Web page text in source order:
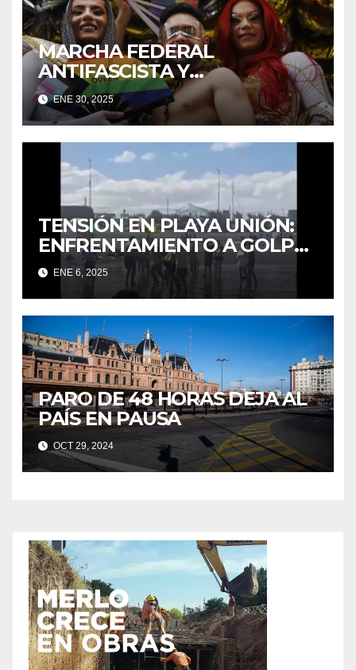
MARCHA FEDERAL
ANTIFASCISTA Y
ANTIRRACISTA
ENE 30, 2025
TENSIÓN EN PLAYA UNIÓN:
ENFRENTAMIENTO A GOLPES
ENTRE UN TURISTA Y
GUARDAVIDAS
ENE 6, 2025
PARO DE 48 HORAS DEJA AL
PAÍS EN PAUSA
OCT 29, 2024